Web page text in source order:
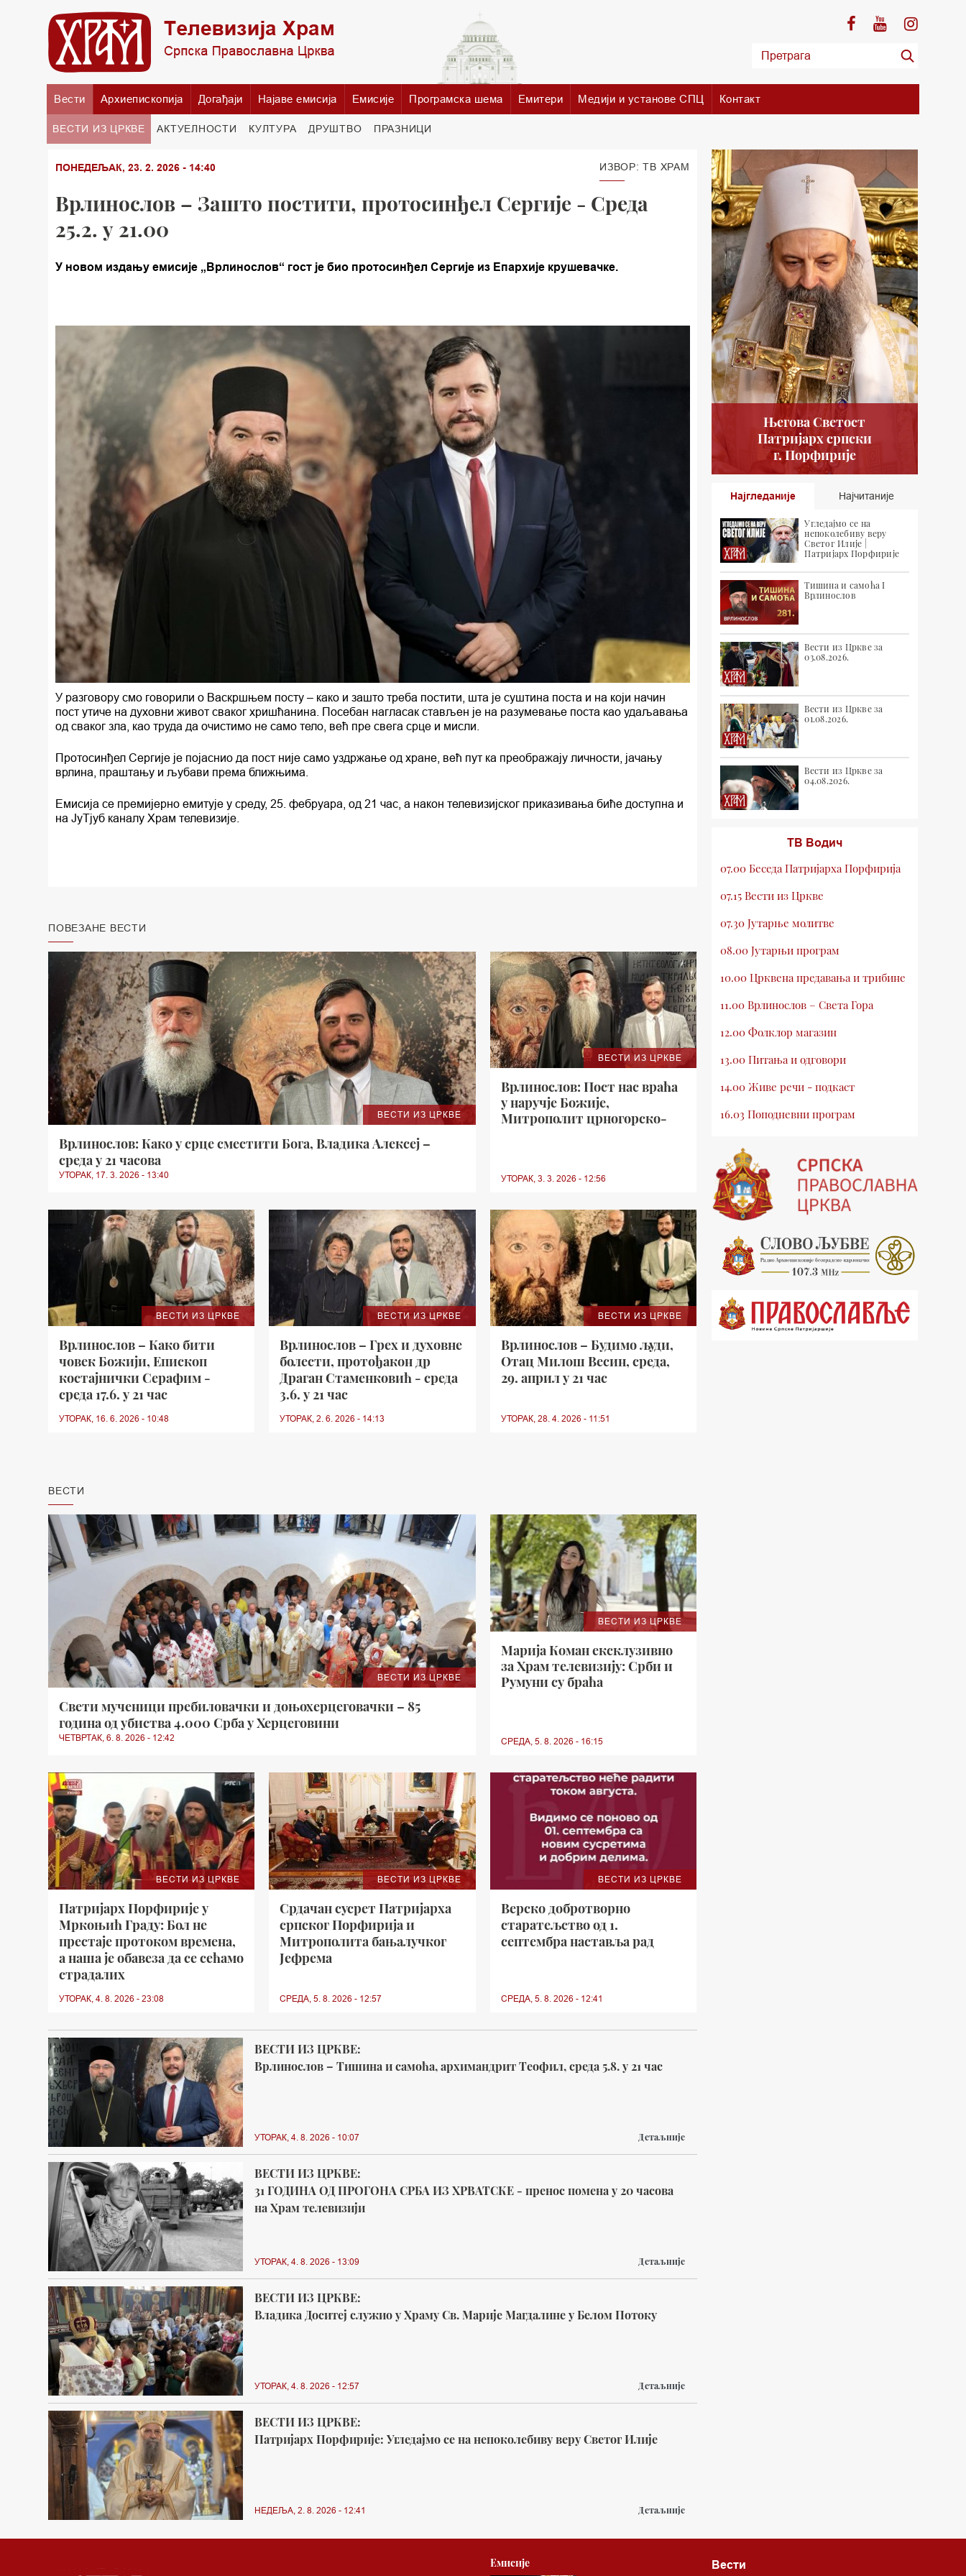
Вести Архиепископија Догађаји Најаве емисија Емисије Програмска шема Емитери Медији и установе СПЦ Контакт
ВЕСТИ ИЗ ЦРКВЕ АКТУЕЛНОСТИ КУЛТУРА ДРУШТВО ПРАЗНИЦИ
ПОНЕДЕЉАК, 23. 2. 2026 - 14:40 ИЗВОР: TВ ХРАМ
Врлинослов – Зашто постити, протосинђел Сергије - Среда
25.2. у 21.00
У новом издању емисије „Врлинослов“ гост је био протосинђел Сергије из Епархије крушевачке.
У разговору смо говорили о Васкршњем посту – како и зашто треба постити, шта је суштина поста и на који начин
пост утиче на духовни живот сваког хришћанина. Посебан нагласак стављен је на разумевање поста као удаљавања
од сваког зла, као труда да очистимо не само тело, већ пре свега срце и мисли.
Протосинђел Сергије је појаснио да пост није само уздржање од хране, већ пут ка преображају личности, јачању
врлина, праштању и љубави према ближњима.
Емисија се премијерно емитује у среду, 25. фебруара, од 21 час, а након телевизијског приказивања биће доступна и
на ЈуТјуб каналу Храм телевизије.
ПОВЕЗАНЕ ВЕСТИ
ВЕСТИ ИЗ ЦРКВЕ
Врлинослов: Како у срце сместити Бога, Владика Алексеј –
среда у 21 часова
УТОРАК, 17. 3. 2026 - 13:40
ВЕСТИ ИЗ ЦРКВЕ
Врлинослов: Пост нас враћа
у наручје Божије,
Митрополит црногорско-
УТОРАК, 3. 3. 2026 - 12:56
ВЕСТИ ИЗ ЦРКВЕ
Врлинослов – Како бити
човек Божији, Епископ
костајнички Серафим -
среда 17.6. у 21 час
УТОРАК, 16. 6. 2026 - 10:48
ВЕСТИ ИЗ ЦРКВЕ
Врлинослов – Грех и духовне
болести, протођакон др
Драган Стаменковић - среда
3.6. у 21 час
УТОРАК, 2. 6. 2026 - 14:13
ВЕСТИ ИЗ ЦРКВЕ
Врлинослов – Будимо људи,
Отац Милош Весин, среда,
29. април у 21 час
УТОРАК, 28. 4. 2026 - 11:51
ВЕСТИ
ВЕСТИ ИЗ ЦРКВЕ
Свети мученици пребиловачки и доњохерцеговачки – 85
година од убиства 4.000 Срба у Херцеговини
ЧЕТВРТАК, 6. 8. 2026 - 12:42
ВЕСТИ ИЗ ЦРКВЕ
Марија Коман ексклузивно
за Храм телевизију: Срби и
Румуни су браћа
СРЕДА, 5. 8. 2026 - 16:15
ВЕСТИ ИЗ ЦРКВЕ
Патријарх Порфирије у
Мркоњић Граду: Бол не
престаје протоком времена,
а наша је обавеза да се сећамо
страдалих
УТОРАК, 4. 8. 2026 - 23:08
ВЕСТИ ИЗ ЦРКВЕ
Срдачан сусрет Патријарха
српског Порфирија и
Митрополита бањалучког
Јефрема
СРЕДА, 5. 8. 2026 - 12:57
ВЕСТИ ИЗ ЦРКВЕ
Верско добротворно
старатељство од 1.
септембра наставља рад
СРЕДА, 5. 8. 2026 - 12:41
ВЕСТИ ИЗ ЦРКВЕ:
Врлинослов – Тишина и самоћа, архимандрит Теофил, среда 5.8. у 21 час
УТОРАК, 4. 8. 2026 - 10:07 Детаљније
ВЕСТИ ИЗ ЦРКВЕ:
31 ГОДИНА ОД ПРОГОНА СРБА ИЗ ХРВАТСКЕ - пренос помена у 20 часова
на Храм телевизији
УТОРАК, 4. 8. 2026 - 13:09 Детаљније
ВЕСТИ ИЗ ЦРКВЕ:
Владика Доситеј служио у Храму Св. Марије Магдалине у Белом Потоку
УТОРАК, 4. 8. 2026 - 12:57 Детаљније
ВЕСТИ ИЗ ЦРКВЕ:
Патријарх Порфирије: Угледајмо се на непоколебиву веру Светог Илије
НЕДЕЉА, 2. 8. 2026 - 12:41 Детаљније
Његова Светост
Патријарх српски
г. Порфирије
Најгледаније Најчитаније
Угледајмо се на
непоколебиву веру
Светог Илије |
Патријарх Порфирије
Тишина и самоћа I
Врлинослов
Вести из Цркве за
03.08.2026.
Вести из Цркве за
01.08.2026.
Вести из Цркве за
04.08.2026.
ТВ Водич
07.00 Беседа Патријарха Порфирија
07.15 Вести из Цркве
07.30 Јутарње молитве
08.00 Јутарњи програм
10.00 Црквена предавања и трибине
11.00 Врлинослов – Света Гора
12.00 Фолклор магазин
13.00 Питања и одговори
14.00 Живе речи - подкаст
16.03 Поподневни програм
19.03 Атлас памћења
19.30 Вечерње молитве
20.00 Вести из Цркве
20.15 Реч архијереја
20.30 Млади у Цркви
21.03 Гугл пита
22.03 Црквена предавања и трибине
Емисије Вести